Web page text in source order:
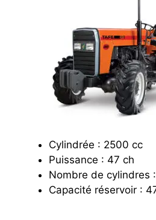
Cylindrée : 2500 cc
Puissance : 47 ch
Nombre de cylindres
Capacité réservoir :